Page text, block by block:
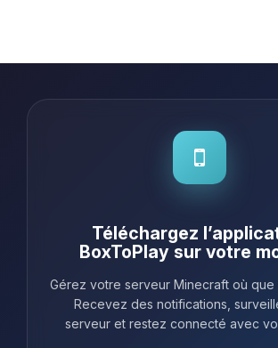
Téléchargez
BoxToPlay sur votre
Gérez votre serveur Minecraft où que
Recevez des notifications,
serveur et restez connecté avec